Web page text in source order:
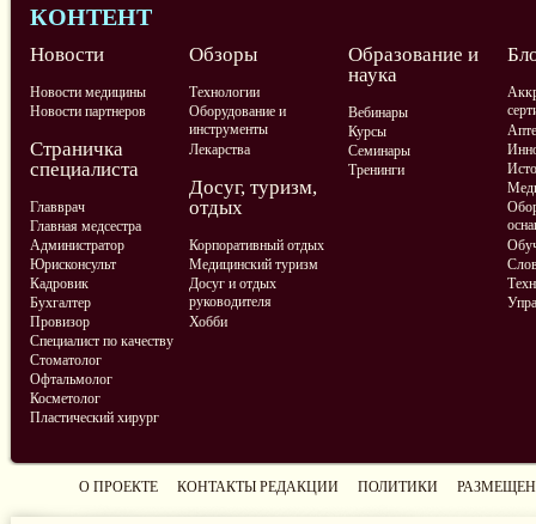
КОНТЕНТ
Новости
Новости медицины
Новости партнеров
Обзоры
Технологии
Оборудование и
инструменты
Лекарства
Образование и
наука
Вебинары
Курсы
Семинары
Тренинги
Страничка
специалиста
Главврач
Главная медсестра
Администратор
Юрисконсульт
Кадровик
Бухгалтер
Провизор
Специалист по качеству
Стоматолог
Офтальмолог
Косметолог
Пластический хирург
Досуг, туризм,
отдых
Корпоративный отдых
Медицинский туризм
Досуг и отдых
руководителя
Хобби
О ПРОЕКТЕ КОНТАКТЫ РЕДАКЦИИ ПОЛИТИКИ